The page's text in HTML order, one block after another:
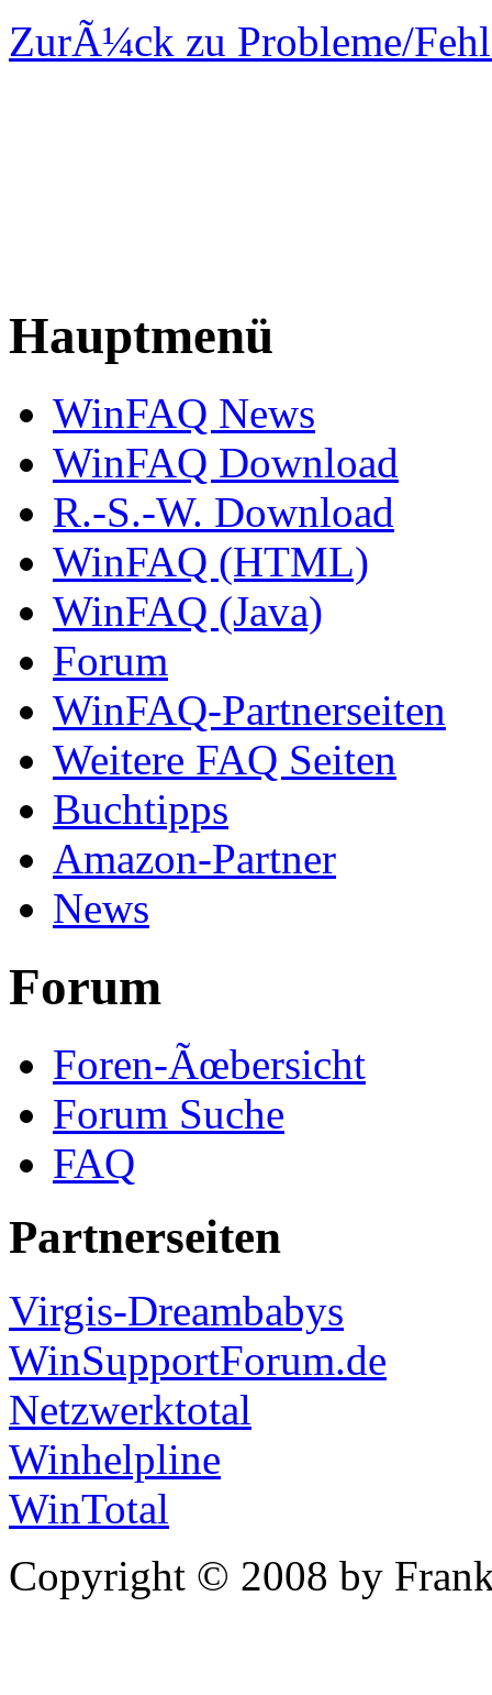
ZurÃ¼ck zu Probleme/
Hauptmenü
WinFAQ News
WinFAQ Download
R.-S.-W. Download
WinFAQ (HTML)
WinFAQ (Java)
Forum
WinFAQ-Partnerseiten
Weitere FAQ Seiten
Buchtipps
Amazon-Partner
News
Forum
Foren-Ãœbersicht
Forum Suche
FAQ
Partnerseiten
Virgis-Dreambabys
WinSupportForum.de
Netzwerktotal
Winhelpline
WinTotal
Copyright © 2008 by